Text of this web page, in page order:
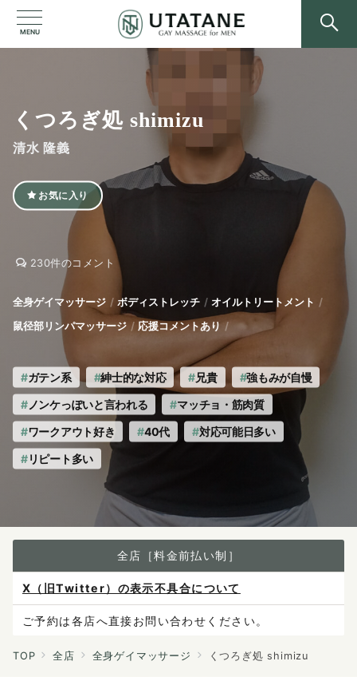
MENU
くつろぎ処 shimizu
清水 隆義
お気に入り
く
ぎ
処
shimizu
く
ぎ
処
shimizu
の
230件のコメント
全身ゲイマッサージ ボディストレッチ
オイルトリートメント
鼠径部リンパマッサージ
応援コメントあり
ガテン系 紳士的な対応 兄貴
強もみが自慢
ノンケっぽいと言われる
マッチョ・筋肉質
ワークアウト好き
40代
対応可能日多い
リピート多い
全店［料金前払い制］
X（旧Twitter）の表示不具合について
ご予約は各店へ直接お問い合わせください。
料金は当日施術前にお支払いください。
TOP 全店 全身ゲイマッサージ くつろぎ処 shimizu